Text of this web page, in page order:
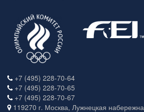
+7 (495) 228-70-64
+7 (495) 228-70-65
+7 (495) 228-70-67
119270 г. Москва, Лужнецкая